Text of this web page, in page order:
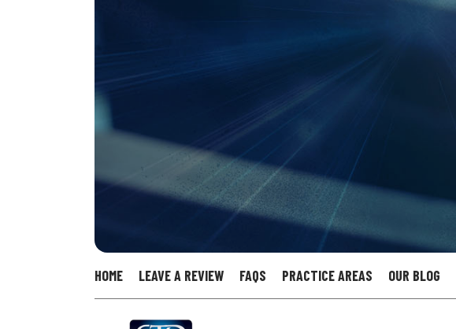
HOME LEAVE A REVIEW FAQS PRACTICE AREAS OUR BLOG